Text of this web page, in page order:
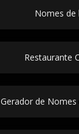
Nomes de
Restaurante
Gerador de